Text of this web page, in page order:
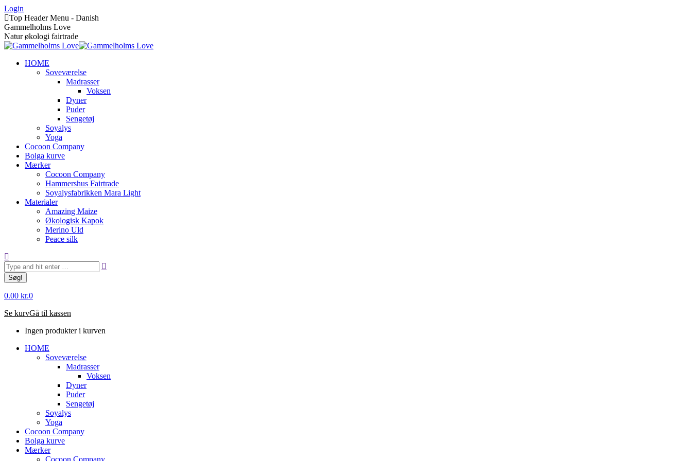
Skip
to
content
Login
Top Header Menu - Danish
Gammelholms Love
Natur økologi fairtrade
HOME
Soveværelse
Madrasser
Voksen
Dyner
Puder
Sengetøj
Soyalys
Yoga
Cocoon Company
Bolga kurve
Mærker
Cocoon Company
Hammershus Fairtrade
Soyalysfabrikken Mara Light
Materialer
Amazing Maize
Økologisk Kapok
Merino Uld
Peace silk
Søg:
0.00 kr.0
Se kurvGå til kassen
Ingen produkter i kurven
HOME
Soveværelse
Madrasser
Voksen
Dyner
Puder
Sengetøj
Soyalys
Yoga
Cocoon Company
Bolga kurve
Mærker
Cocoon Company